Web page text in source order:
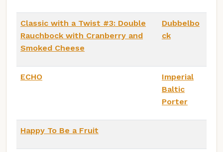
Classic with a Twist #3: Double
Rauchbock with Cranberry and
Smoked Cheese
Dubbelbo
ck
ECHO
Imperial
Baltic
Porter
Happy To Be a Fruit